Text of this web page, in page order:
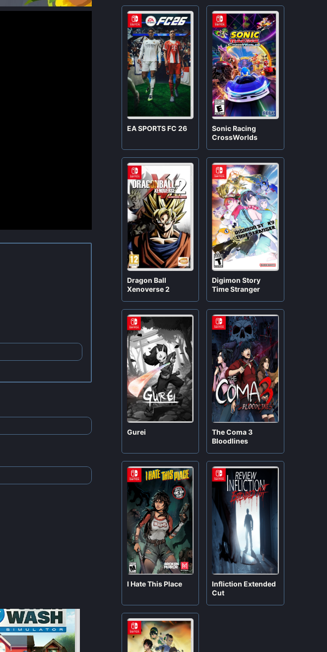
EA SPORTS FC 26
Sonic Racing
CrossWorlds
Dragon Ball
Xenoverse 2
Digimon Story
Time Stranger
Gurei
The Coma 3
Bloodlines
I Hate This Place
Infliction Extended
Cut